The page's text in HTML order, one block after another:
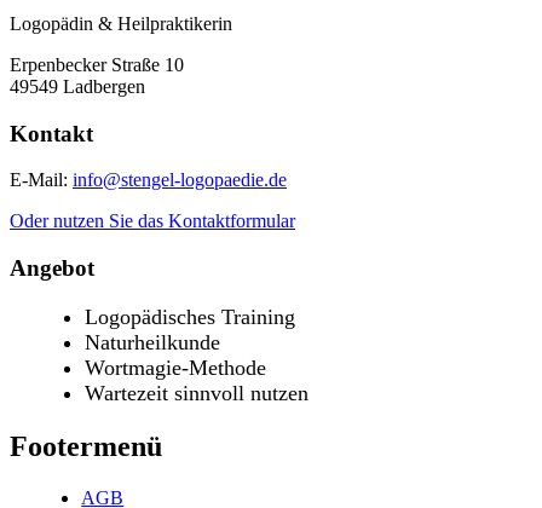
Logopädin & Heilpraktikerin
Erpenbecker Straße 10
49549 Ladbergen
Kontakt
E-Mail: info@stengel-logopaedie.de
Oder nutzen Sie das Kontaktformular
Angebot
Logopädisches Training
Naturheilkunde
Wortmagie-Methode
Wartezeit sinnvoll nutzen
Footermenü
AGB